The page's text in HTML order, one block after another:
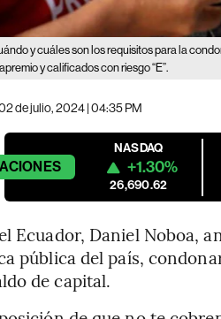
y cuáles son los requisitos para la
y calificados con riesgo “E”.
de julio, 2024 | 04:35 PM
NASDAQ
+1.30%
26,690.62
Ecuador, Daniel Noboa,
pública del país,
de capital.